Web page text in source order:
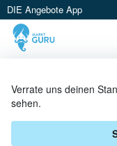
DIE Angebote App
Verrate uns deinen
sehen.
AKTIONEN